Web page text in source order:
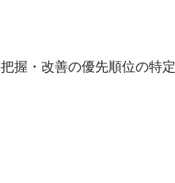
握・改善の優先順位の特定